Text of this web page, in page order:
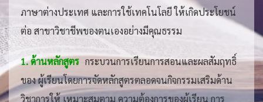
ภาษาต่างประเทศ และการใช้เทคโนโลยี ให้เกิดประโยชน์
ต่อ สาขาวิชาชีพของตนเองอย่างมีคุณธรรม
1. ด้านหลักสูตร กระบวนการเรียนการสอนและผลสัมฤทธิ์
ของ ผู้เรียนโดยการจัดหลักสูตรตลอดจนกิจกรรมเสริมด้าน
วิชาการให้ เหมาะสมตาม ความต้องการของผู้เรียน การ